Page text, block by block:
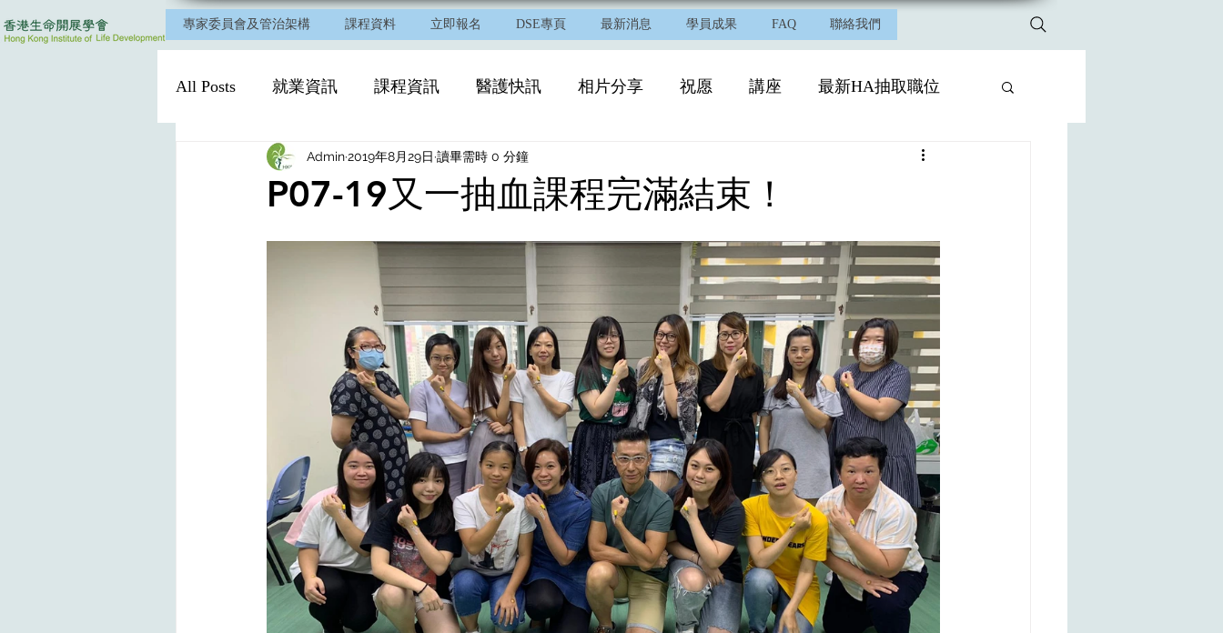
專家委員會及管治架構 課程資料 立即報名 DSE專頁 最新消息 學員成果 FAQ 聯絡我們
All Posts 就業資訊 課程資訊 醫護快訊 相片分享 祝愿 講座 最新HA抽取職位
P07-19又一抽血課程完滿結束！
Admin2019年8月29日 讀畢需時 0 分鐘